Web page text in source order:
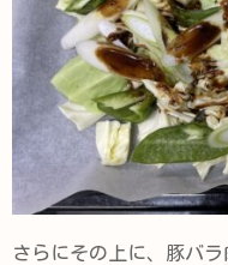
さらにその上に、豚バラ